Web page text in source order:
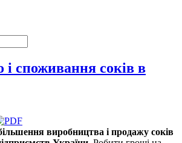
споживання соків в
виробництва і продажу соків